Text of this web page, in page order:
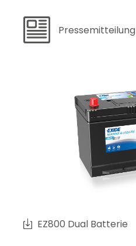
Pressemitteilung
EZ800 Dual Batterie